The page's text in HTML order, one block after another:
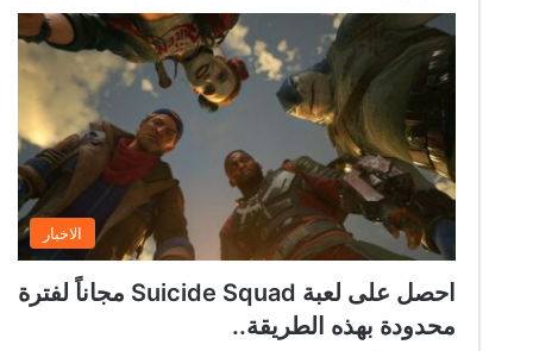
الاخبار
احصل على لعبة Suicide Squad مجاناً لفترة
محدودة بهذه الطريقة..